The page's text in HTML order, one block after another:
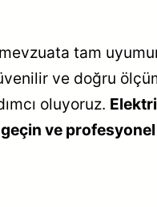
tam
ve doğru
oluyoruz.
ve profesyonel